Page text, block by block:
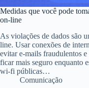
Medidas que você pode
on-line
As violações de dados são
line. Usar conexões de
evitar e-mails fraudulentos
ficar mais seguro enquanto
wi-fi públicas…
Comunicação